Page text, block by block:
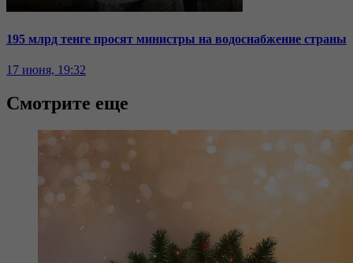
195 млрд тенге просят министры на водоснабжение страны
17 июня, 19:32
Смотрите еще